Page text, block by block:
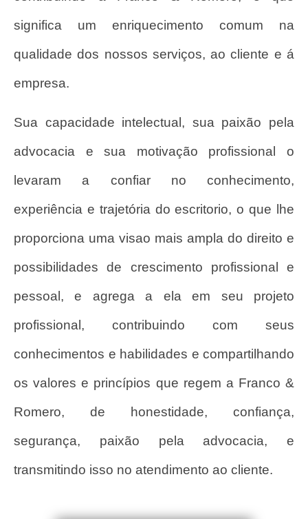
significa um enriquecimento comum na
qualidade dos nossos serviços, ao cliente e á
empresa.
Sua capacidade intelectual, sua paixão pela
advocacia e sua motivação profissional o
levaram a confiar no conhecimento,
experiência e trajetória do escritorio, o que lhe
proporciona uma visao mais ampla do direito e
possibilidades de crescimento profissional e
pessoal, e agrega a ela em seu projeto
profissional, contribuindo com seus
conhecimentos e habilidades e compartilhando
os valores e princípios que regem a Franco &
Romero, de honestidade, confiança,
segurança, paixão pela advocacia, e
transmitindo isso no atendimento ao cliente.